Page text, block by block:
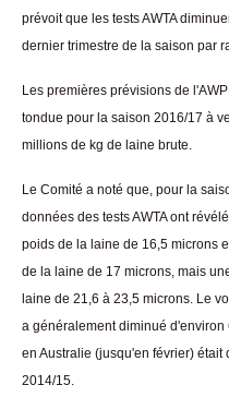
prévoit que les tests AWTA
dernier trimestre de la saison par
Les premières prévisions de
tondue pour la saison 2016/17 à
millions de kg de laine brute.
Le Comité a noté que, pour la
données des tests AWTA ont
poids de la laine de 16,5 microns
de la laine de 17 microns, mais
laine de 21,6 à 23,5 microns. Le
a généralement diminué
en Australie (jusqu'en février) était
2014/15.